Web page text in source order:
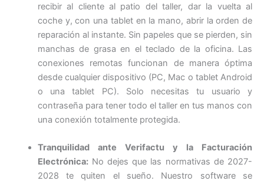
recibir al cliente al patio del taller, dar la vuelta al
coche y, con una tablet en la mano, abrir la orden de
reparación al instante. Sin papeles que se pierden, sin
manchas de grasa en el teclado de la oficina. Las
conexiones remotas funcionan de manera óptima
desde cualquier dispositivo (PC, Mac o tablet Android
o una tablet PC). Solo necesitas tu usuario y
contraseña para tener todo el taller en tus manos con
una conexión totalmente protegida.
Tranquilidad ante Verifactu y la Facturación
Electrónica:No dejes que las normativas de 2027-
2028 te quiten el sueño. Nuestro software se